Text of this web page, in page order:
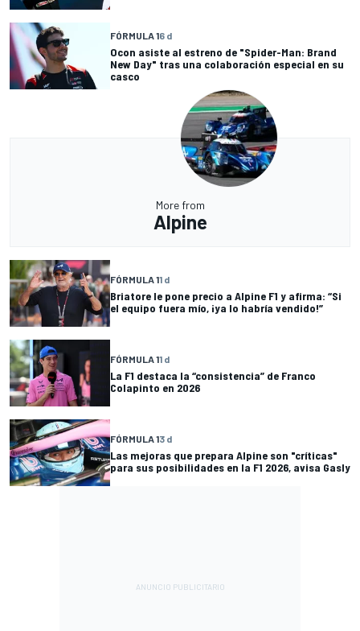
FÓRMULA 16 d
Ocon asiste al estreno de "Spider-Man: Brand
New Day" tras una colaboración especial en su
casco
More from
Alpine
FÓRMULA 11 d
Briatore le pone precio a Alpine F1 y afirma: “Si
el equipo fuera mío, ¡ya lo habría vendido!”
FÓRMULA 11 d
La F1 destaca la “consistencia” de Franco
Colapinto en 2026
FÓRMULA 13 d
Las mejoras que prepara Alpine son "críticas"
para sus posibilidades en la F1 2026, avisa Gasly